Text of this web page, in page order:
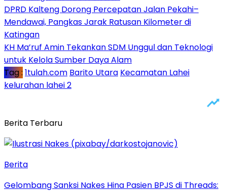
DPRD Kalteng Dorong Percepatan Jalan Pekahi–
Mendawai, Pangkas Jarak Ratusan Kilometer di
Katingan
KH Ma’ruf Amin Tekankan SDM Unggul dan Teknologi
untuk Kelola Sumber Daya Alam
Tag : 1tulah.com Barito Utara Kecamatan Lahei
kelurahan lahei 2
Berita Terbaru
Berita
Gelombang Sanksi Nakes Hina Pasien BPJS di Threads: